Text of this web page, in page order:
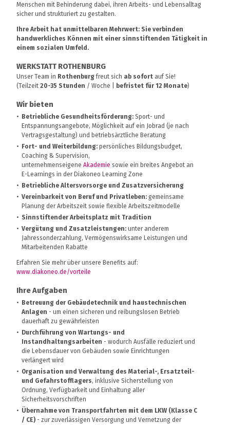
Menschen mit Behinderung dabei, ihren Arbeits- und Lebensalltag
sicher und strukturiert zu gestalten.
Ihre Arbeit hat unmittelbaren Mehrwert: Sie verbinden
handwerkliches Können mit einer sinnstiftenden Tätigkeit in
einem sozialen Umfeld.
WERKSTATT ROTHENBURG
Unser Team in Rothenburgfreut sich ab sofort auf Sie!
(Teilzeit 20-35 Stunden / Woche | befristet für 12 Monate)
Wir bieten
Betriebliche Gesundheitsförderung: Sport- und
Entspannungsangebote, Möglichkeit auf ein Jobrad (je nach
Vertragsgestaltung) und betriebsärztliche Beratung
Fort- und Weiterbildung: persönliches Bildungsbudget,
Coaching & Supervision,
unternehmenseigene Akademie sowie ein breites Angebot an
E-Learnings in der Diakoneo Learning Zone
Betriebliche Altersvorsorge und Zusatzversicherung
Vereinbarkeit von Beruf und Privatleben: gemeinsame
Planung der Arbeitszeit sowie flexible Arbeitszeitmodelle
Sinnstiftender Arbeitsplatz mit Tradition
Vergütung und Zusatzleistungen: unter anderem
Jahressonderzahlung, Vermögenswirksame Leistungen und
Mitarbeitenden Rabatte
Erfahren Sie mehr über unsere Benefits auf:
www.diakoneo.de/vorteile
Ihre Aufgaben
Betreuung der Gebäudetechnik und haustechnischen
Anlagen - um einen sicheren und reibungslosen Betrieb
dauerhaft zu gewährleisten
Durchführung von Wartungs- und
Instandhaltungsarbeiten - wodurch Ausfälle reduziert und
die Lebensdauer von Gebäuden sowie Einrichtungen
verlängert wird
Organisation und Verwaltung des Material-, Ersatzteil-
und Gefahrstofflagers, inklusive Sicherstellung von
Ordnung, Verfügbarkeit und Einhaltung aller
Sicherheitsvorschriften
Übernahme von Transportfahrten mit dem LKW (Klasse C
/ CE) - zur zuverlässigen Versorgung und Vernetzung der